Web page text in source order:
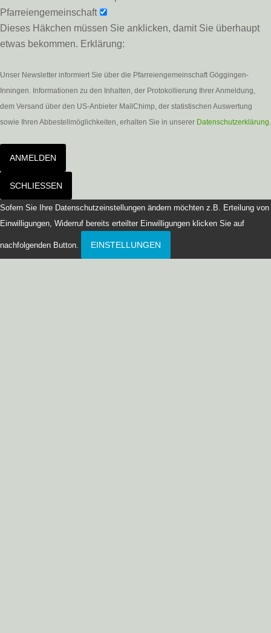
Pfarreiengemeinschaft
Dieses Häkchen müssen Sie anklicken, damit Sie überhaupt
etwas bekommen. Erklärung:
Unser Newsletter informiert Sie über die Pfarreiengemeinschaft Göggingen-
Inningen. Informationen zu den Inhalten, der Protokollierung Ihrer Anmeldung,
dem Versand über den US-Anbieter MailChimp, der statistischen Auswertung
sowie Ihren Abbestellmöglichkeiten, erhalten Sie in unserer Datenschutzerklärung.
ANMELDEN
SCHLIESSEN
Sofern Sie Ihre Datenschutzeinstellungen ändern möchten z.B. Erteilung von
Einwilligungen, Widerruf bereits erteilter Einwilligungen klicken Sie auf
nachfolgenden Button. EINSTELLUNGEN